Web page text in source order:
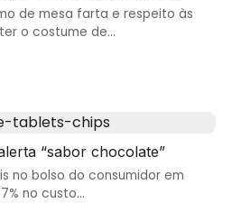
de mesa farta e respeito às
o costume de…
“sabor chocolate”
no bolso do consumidor em
no custo…